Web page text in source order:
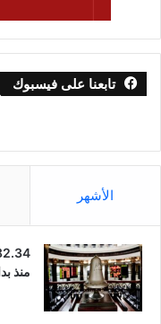
تابعنا على فيسبوك
الأشهر
منذ